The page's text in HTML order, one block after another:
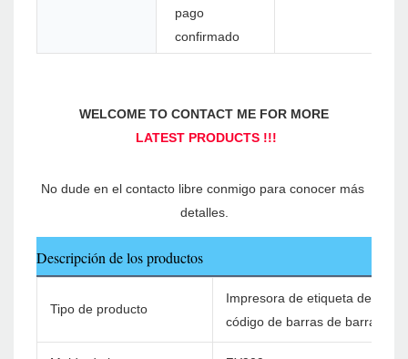
pago
confirmado
No dude en el contacto libre conmigo para conocer más
Descripción de los productos
Tipo de producto
Impresora de etiqueta de
código de barras de barra con